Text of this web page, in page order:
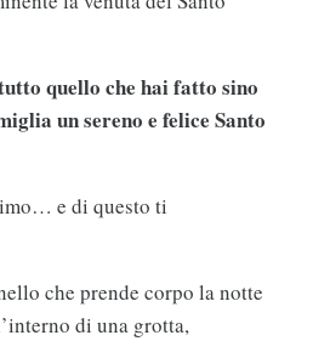
quello che hai fatto sino
un sereno e felice Santo
e di questo ti
che prende corpo la notte
di una grotta,